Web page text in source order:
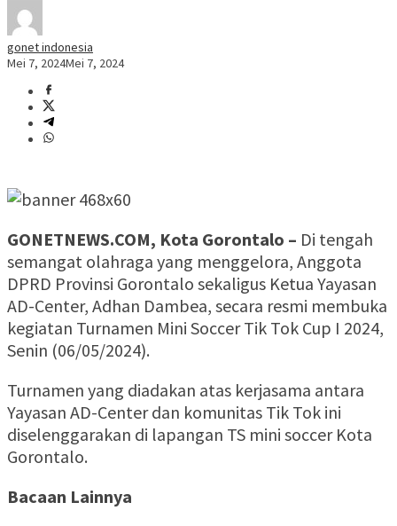
gonet indonesia
Mei 7, 2024Mei 7, 2024
GONETNEWS.COM, Kota Gorontalo – Di tengah
semangat olahraga yang menggelora, Anggota
DPRD Provinsi Gorontalo sekaligus Ketua Yayasan
AD-Center, Adhan Dambea, secara resmi membuka
kegiatan Turnamen Mini Soccer Tik Tok Cup I 2024,
Senin (06/05/2024).
Turnamen yang diadakan atas kerjasama antara
Yayasan AD-Center dan komunitas Tik Tok ini
diselenggarakan di lapangan TS mini soccer Kota
Gorontalo.
Bacaan Lainnya